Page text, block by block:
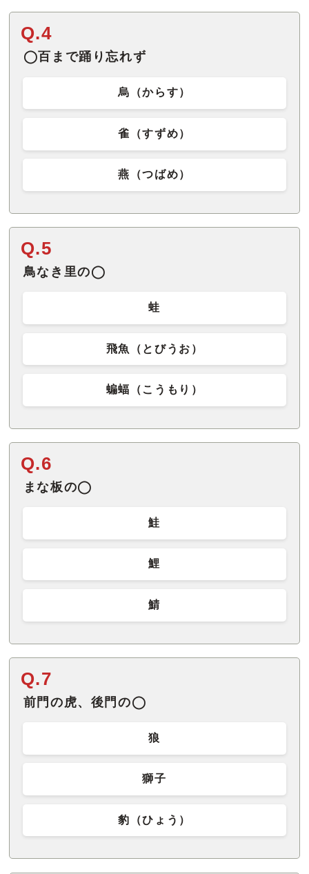
Q.4
◯百まで踊り忘れず
烏（からす）
雀（すずめ）
燕（つばめ）
Q.5
鳥なき里の◯
蛙
飛魚（とびうお）
蝙蝠（こうもり）
Q.6
まな板の◯
鮭
鯉
鯖
Q.7
前門の虎、後門の◯
狼
獅子
豹（ひょう）